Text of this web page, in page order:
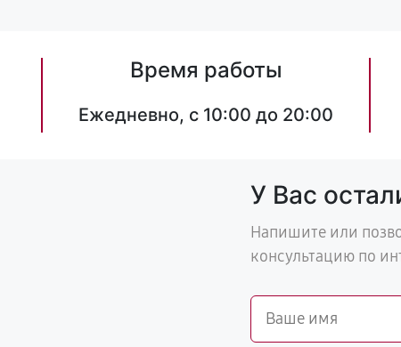
Время работы
Ежедневно, с 10:00 до 20:00
У Вас
Напишите или
консультацию по